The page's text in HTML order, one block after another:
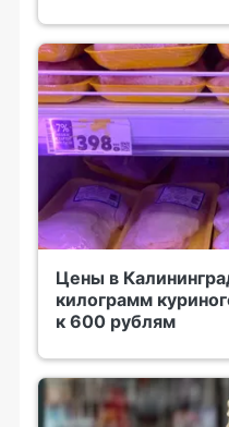
Цены в
килограмм
к 600 рублям